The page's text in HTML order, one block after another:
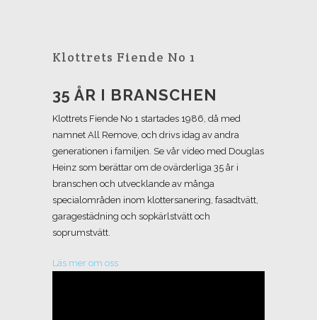
Klottrets Fiende No 1
35 ÅR I BRANSCHEN
Klottrets Fiende No 1 startades 1986, då med
namnet All Remove, och drivs idag av andra
generationen i familjen. Se vår video med Douglas
Heinz som berättar om de ovärderliga 35 år i
branschen och utvecklande av många
specialområden inom klottersanering, fasadtvätt,
garagestädning och sopkärlstvätt och
soprumstvätt.
Läs mer om oss